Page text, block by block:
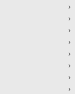
›
›
›
›
›
›
›
›